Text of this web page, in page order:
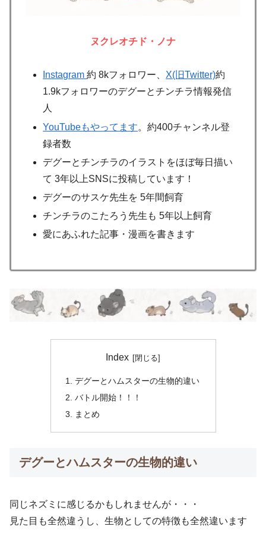
ヌクレオチド・ノナ
Instagram約 8kフォロワー、 X(旧Twitter)約
1.9kフォロワーのデグーとチンチラ情報発信
人
YouTubeもやってます。約400チャンネル登
録者数
デグーとチンチラのイラストをほぼ毎日描い
て 3年以上SNSに投稿しています！
デグーのサスケ先生を 5年間飼育
チンチラのこたろう先生も 5年以上飼育
愛にあふれた記事・漫画を書きます
Index
デグーとハムスターの生物的違い
バトル開始！！！
まとめ
デグーとハムスターの生物的違い
同じネズミに感じるかもしれませんが・・・
見た目も全然違うし、生物としての特徴も全然違います